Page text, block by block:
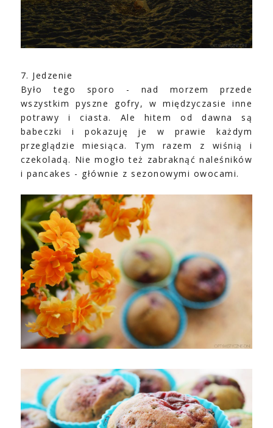
7. Jedzenie
Było tego sporo - nad morzem przede
wszystkim pyszne gofry, w międzyczasie inne
potrawy i ciasta. Ale hitem od dawna są
babeczki i pokazuję je w prawie każdym
przeglądzie miesiąca. Tym razem z wiśnią i
czekoladą. Nie mogło też zabraknąć naleśników
i pancakes - głównie z sezonowymi owocami.